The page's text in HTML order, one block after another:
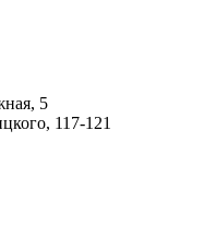
5
117-121